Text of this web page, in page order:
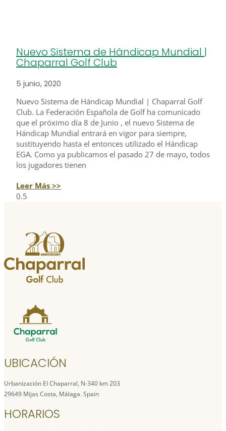
Nuevo Sistema de Hándicap Mundial |
Chaparral Golf Club
5 junio, 2020
Nuevo Sistema de Hándicap Mundial | Chaparral Golf
Club. La Federación Española de Golf ha comunicado
que el próximo día 8 de Junio , el nuevo Sistema de
Hándicap Mundial entrará en vigor para siempre,
sustituyendo hasta el entonces utilizado el Hándicap
EGA. Como ya publicamos el pasado 27 de mayo, todos
los jugadores tienen
Leer Más >>
UBICACIÓN
Urbanización El Chaparral, N-340 km 203
29649 Mijas Costa, Málaga. Spain
HORARIOS